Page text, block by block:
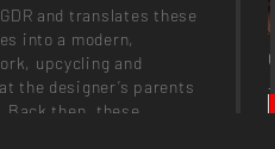
and translates these
into a modern,
upcycling and
the designer’s parents
Back then, these